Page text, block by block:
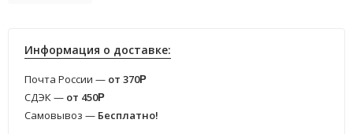
Информация о доставке:
Почта России — от 370Р
СДЭК — от 450Р
Самовывоз — Бесплатно!